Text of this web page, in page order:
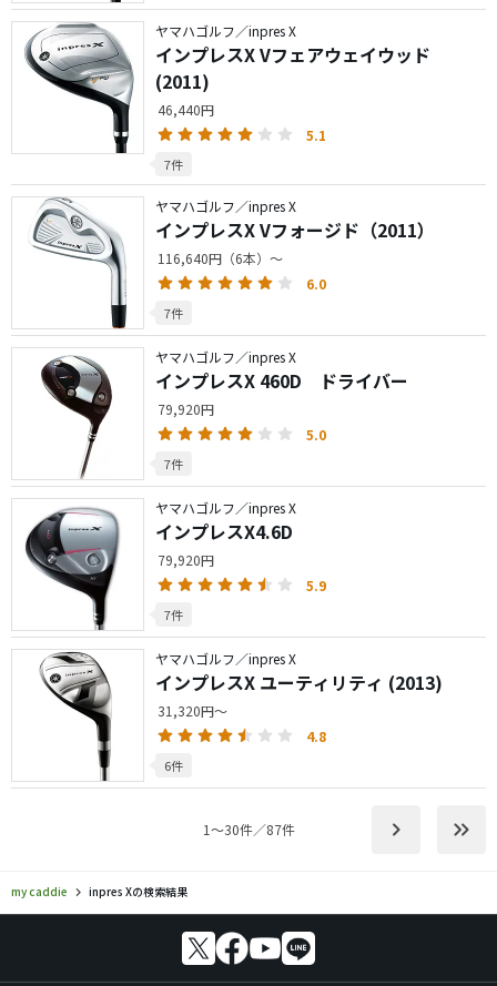
ヤマハゴルフ／inpres X
インプレスX Vフェアウェイウッド
(2011)
46,440円
5.1
7件
ヤマハゴルフ／inpres X
インプレスX Vフォージド（2011）
116,640円（6本）～
6.0
7件
ヤマハゴルフ／inpres X
インプレスX 460D ドライバー
79,920円
5.0
7件
ヤマハゴルフ／inpres X
インプレスX4.6D
79,920円
5.9
7件
ヤマハゴルフ／inpres X
インプレスX ユーティリティ (2013)
31,320円～
4.8
6件
1〜30件／87件 keyboard_arrow_right keyboard_double_arrow_right
my caddie inpres Xの検索結果